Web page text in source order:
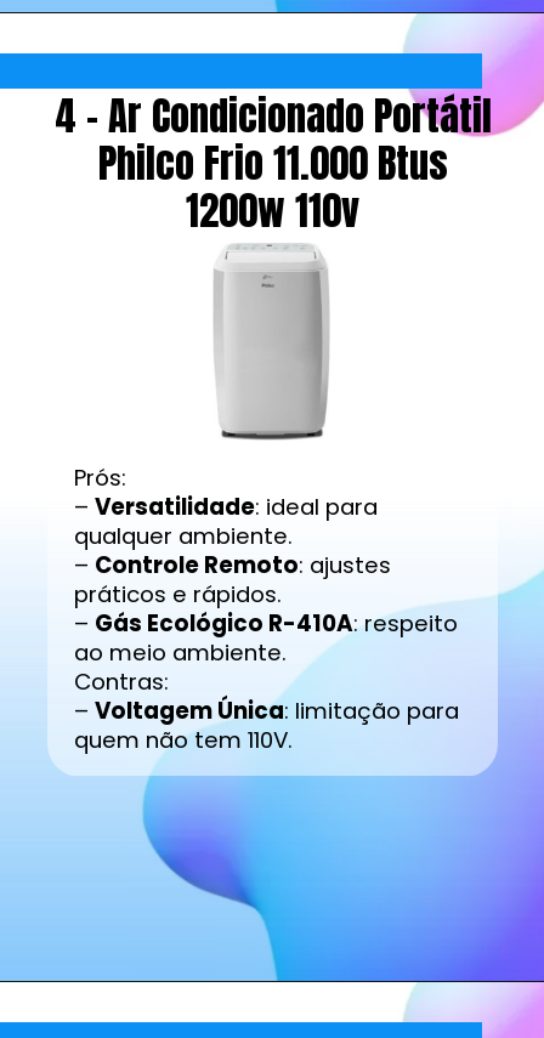
4 - Ar Condicionado Portátil
Philco Frio 11.000 Btus
1200w 110v
Prós:
– Versatilidade: ideal para
qualquer ambiente.
– Controle Remoto: ajustes
práticos e rápidos.
– Gás Ecológico R-410A: respeito
ao meio ambiente.
Contras:
– Voltagem Única: limitação para
quem não tem 110V.